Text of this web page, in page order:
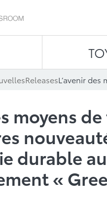
Releases
moyens
durable
«